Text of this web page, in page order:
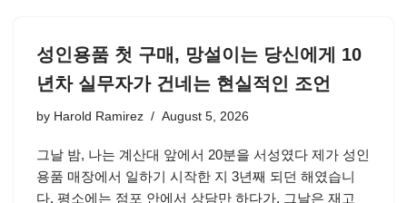
성인용품 첫 구매, 망설이는 당신에게 10
년차 실무자가 건네는 현실적인 조언
by Harold Ramirez August 5, 2026
그날 밤, 나는 계산대 앞에서 20분을 서성였다 제가 성인
용품 매장에서 일하기 시작한 지 3년째 되던 해였습니
다. 평소에는 점포 안에서 상담만 하다가, 그날은 재고